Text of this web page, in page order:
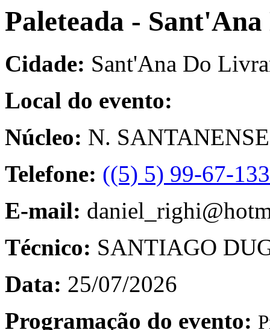
Paleteada -
Cidade: Sant'Ana Do
Local do evento:
Núcleo: N.
Telefone: ((5) 5) 99-67-
E-mail:
Técnico: SANTIAGO
Data: 25/07/2026
Programação do evento: